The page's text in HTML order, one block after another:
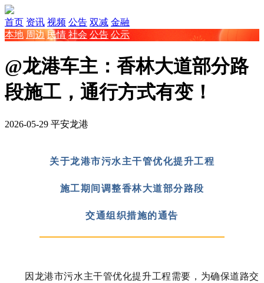
首页 资讯 视频 公告 双减 金融
本地 周边 民情 社会 公告 公示
@龙港车主：香林大道部分路
段施工，通行方式有变！
2026-05-29 平安龙港
关于龙港市污水主干管优化提升工程
施工期间调整香林大道部分路段
交通组织措施的通告
因龙港市污水主干管优化提升工程需要，为确保道路交